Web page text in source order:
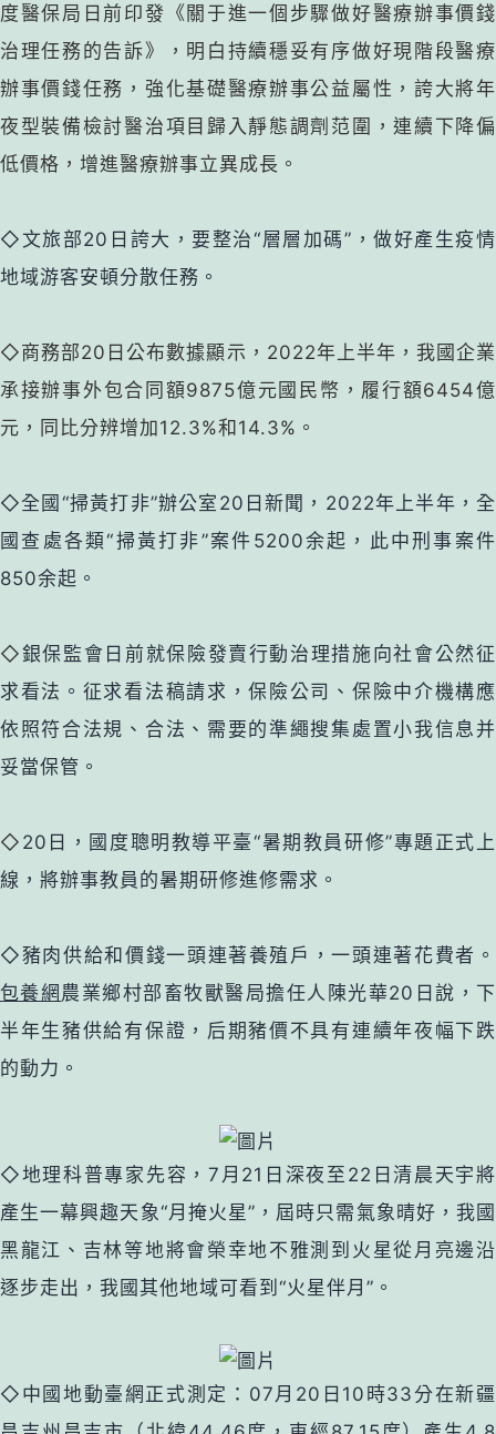
度醫保局日前印發《關于進一個步驟做好醫療辦事價錢
治理任務的告訴》，明白持續穩妥有序做好現階段醫療
辦事價錢任務，強化基礎醫療辦事公益屬性，誇大將年
夜型裝備檢討醫治項目歸入靜態調劑范圍，連續下降偏
低價格，增進醫療辦事立異成長。
◇文旅部20日誇大，要整治“層層加碼”，做好產生疫情
地域游客安頓分散任務。
◇商務部20日公布數據顯示，2022年上半年，我國企業
承接辦事外包合 同額9875億元國民幣，履行額6454億
元，同比分辨增加12.3%和14.3%。
◇全國“掃黃打非”辦公室20日新聞，2022年上半年，全
國查處各類“掃黃打非”案件5200余起，此中刑事案件
850余起。
◇銀保監會日前就保險發賣行動治理措施向社會公然征
求看法。征求看法稿請求，保險公司、保險中介機構應
依照符合法規、合法、需要的準繩搜集處置小我信息并
妥當保管。
◇ 20日，國度聰明教導平臺“暑期教員研修”專題正式上
線，將辦事教員的暑期研修進修需求。
◇豬肉供給和價錢一頭連著養殖戶，一頭連著花費者。
包養網 農業鄉村部畜牧獸醫局擔任人陳光華20日說，下
半年生豬供給有保證，后期豬價不具有連續年夜幅下跌
的動力。
◇地理科普專家先容，7月21日深夜至22日清晨天宇將
產生一幕興趣天象“月掩火星”，屆時只需氣象晴好，我國
黑龍江、吉林等地將會榮幸地不雅測到火星從月亮邊沿
逐步走出，我國其他地域可看到“火星伴月”。
◇中國地動臺網正式測定：07月20日10時33分在新疆